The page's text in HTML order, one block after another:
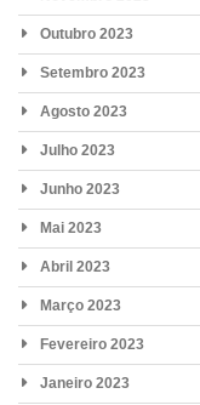
Outubro 2023
Setembro 2023
Agosto 2023
Julho 2023
Junho 2023
Mai 2023
Abril 2023
Março 2023
Fevereiro 2023
Janeiro 2023